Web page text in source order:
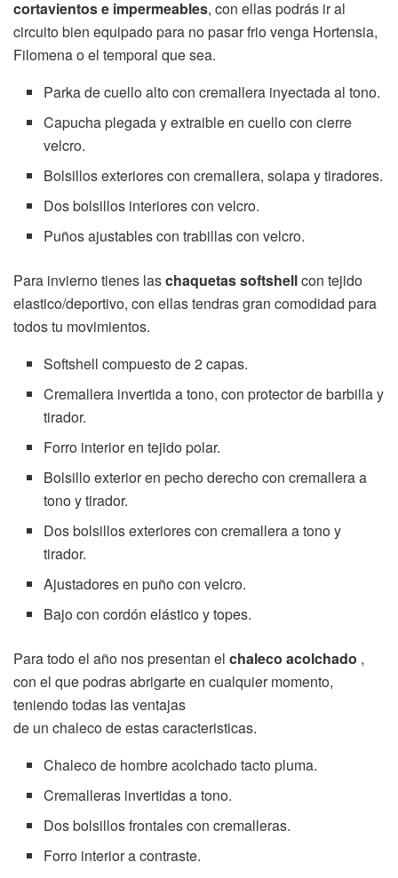
cortavientos e impermeables, con ellas podrás ir al
circuito bien equipado para no pasar frio venga Hortensia,
Filomena o el temporal que sea.
Parka de cuello alto con cremallera inyectada al tono.
Capucha plegada y extraible en cuello con cierre
velcro.
Bolsillos exteriores con cremallera, solapa y tiradores.
Dos bolsillos interiores con velcro.
Puños ajustables con trabillas con velcro.
Para invierno tienes laschaquetas softshellcon tejido
elastico/deportivo, con ellas tendras gran comodidad para
todos tu movimientos.
Softshell compuesto de 2 capas.
Cremallera invertida a tono, con protector de barbilla y
tirador.
Forro interior en tejido polar.
Bolsillo exterior en pecho derecho con cremallera a
tono y tirador.
Dos bolsillos exteriores con cremallera a tono y
tirador.
Ajustadores en puño con velcro.
Bajo con cordón elástico y topes.
Para todo el año nos presentan el chaleco acolchado ,
con el que podras abrigarte en cualquier momento,
teniendo todas las ventajas
de un chaleco de estas caracteristicas.
Chaleco de hombre acolchado tacto pluma.
Cremalleras invertidas a tono.
Dos bolsillos frontales con cremalleras.
Forro interior a contraste.